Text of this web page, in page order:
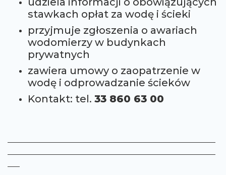
stawkach opłat za wodę i ścieki
przyjmuje zgłoszenia o awariach
wodomierzy w budynkach
prywatnych
zawiera umowy o zaopatrzenie w
wodę i odprowadzanie ścieków
Kontakt: tel. 33 860 63 00